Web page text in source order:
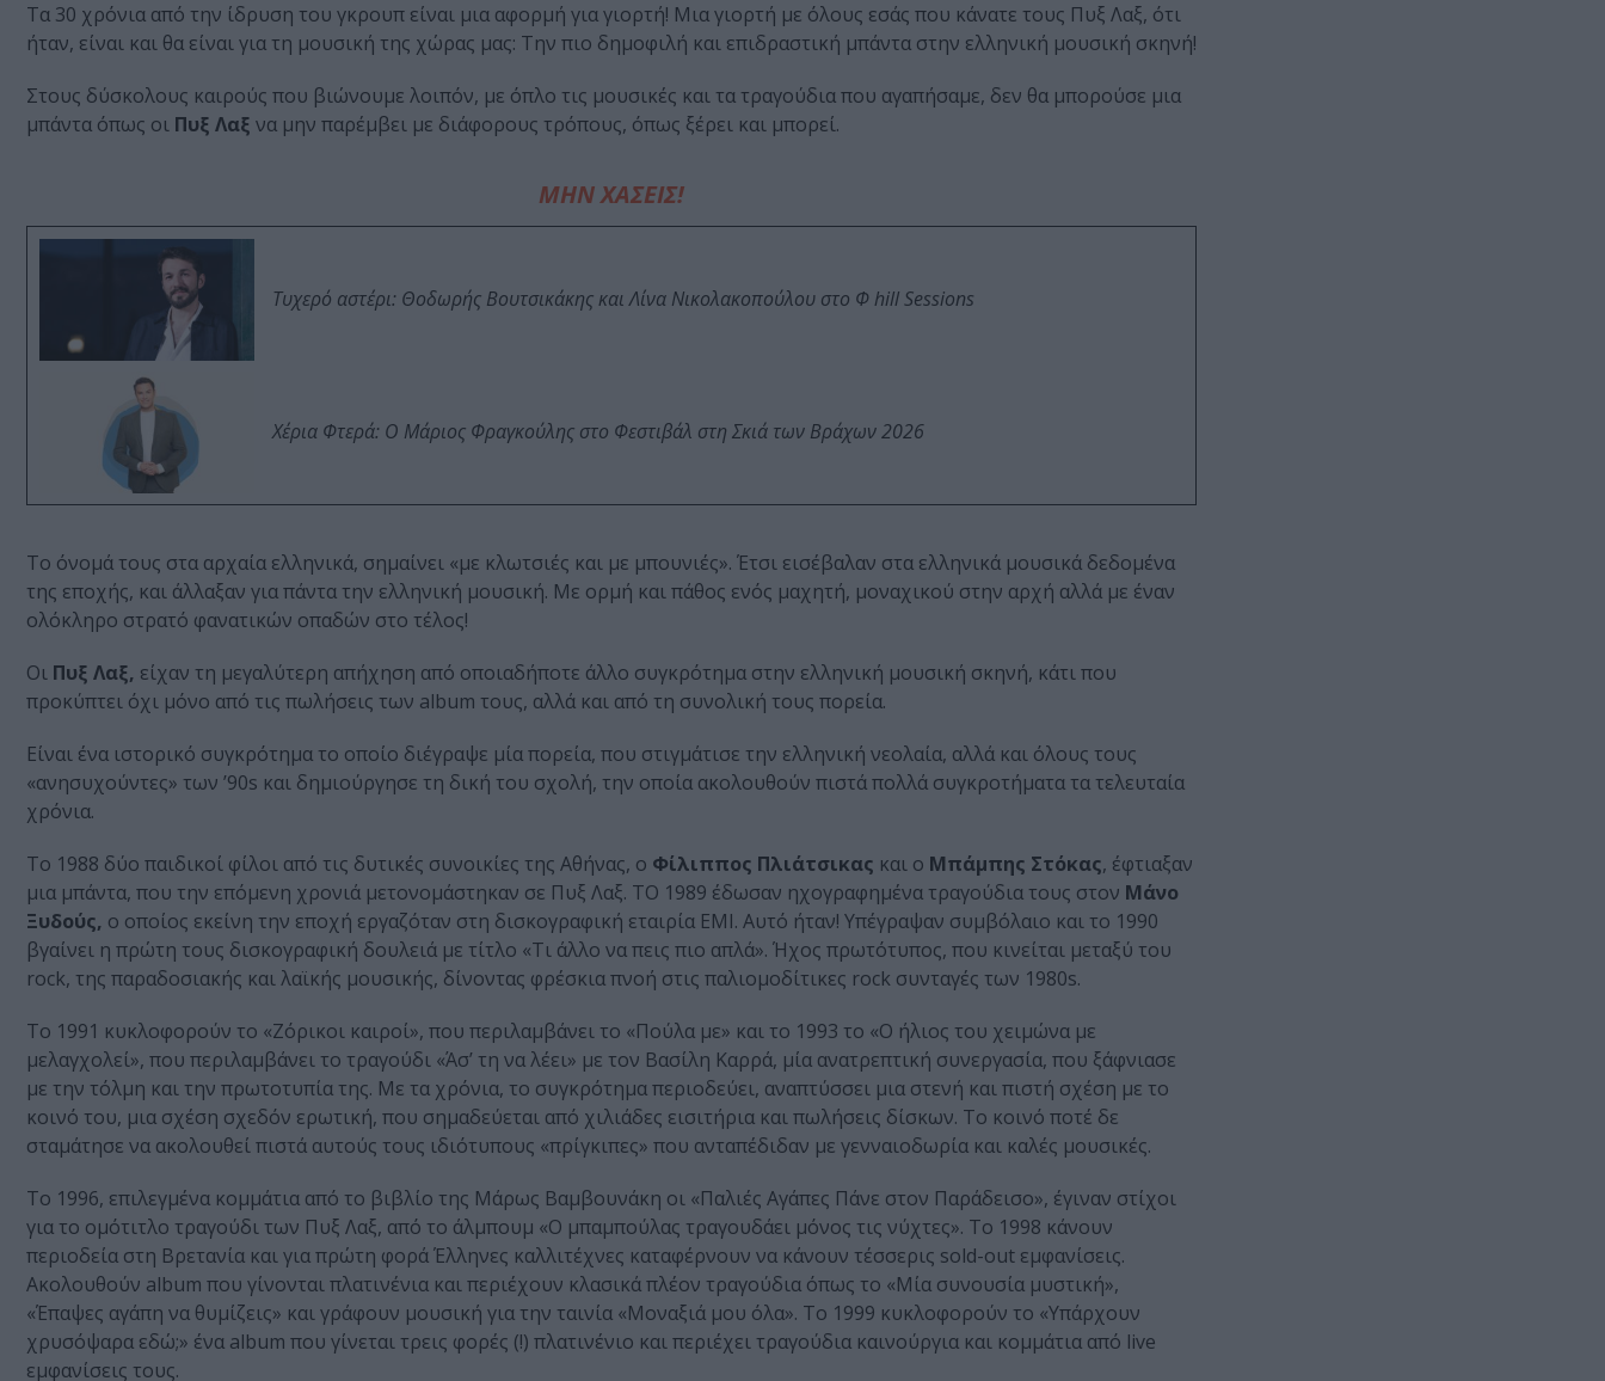
Τα 30 χρόνια από την ίδρυση του γκρουπ είναι μια αφορμή για γιορτή! Μια γιορτή με όλους εσάς που κάνατε τους Πυξ Λαξ, ότι
ήταν, είναι και θα είναι για τη μουσική της χώρας μας: Την πιο δημοφιλή και επιδραστική μπάντα στην ελληνική μουσική σκηνή!
Στους δύσκολους καιρούς που βιώνουμε λοιπόν, με όπλο τις μουσικές και τα τραγούδια που αγαπήσαμε, δεν θα μπορούσε μια
μπάντα όπως οι Πυξ Λαξ να μην παρέμβει με διάφορους τρόπους, όπως ξέρει και μπορεί.
ΜΗΝ ΧΑΣΕΙΣ!
Τυχερό αστέρι: Θοδωρής Βουτσικάκης και Λίνα Νικολακοπούλου στο Φ hill Sessions
Χέρια Φτερά: Ο Μάριος Φραγκούλης στο Φεστιβάλ στη Σκιά των Βράχων 2026
Το όνομά τους στα αρχαία ελληνικά, σημαίνει «με κλωτσιές και με μπουνιές». Έτσι εισέβαλαν στα ελληνικά μουσικά δεδομένα
της εποχής, και άλλαξαν για πάντα την ελληνική μουσική. Με ορμή και πάθος ενός μαχητή, μοναχικού στην αρχή αλλά με έναν
ολόκληρο στρατό φανατικών οπαδών στο τέλος!
Οι Πυξ Λαξ, είχαν τη μεγαλύτερη απήχηση από οποιαδήποτε άλλο συγκρότημα στην ελληνική μουσική σκηνή, κάτι που
προκύπτει όχι μόνο από τις πωλήσεις των album τους, αλλά και από τη συνολική τους πορεία.
Είναι ένα ιστορικό συγκρότημα το οποίο διέγραψε μία πορεία, που στιγμάτισε την ελληνική νεολαία, αλλά και όλους τους
«ανησυχούντες» των ’90s και δημιούργησε τη δική του σχολή, την οποία ακολουθούν πιστά πολλά συγκροτήματα τα τελευταία
χρόνια.
Το 1988 δύο παιδικοί φίλοι από τις δυτικές συνοικίες της Αθήνας, ο Φίλιππος Πλιάτσικας και ο Μπάμπης Στόκας, έφτιαξαν
μια μπάντα, που την επόμενη χρονιά μετονομάστηκαν σε Πυξ Λαξ. ΤΟ 1989 έδωσαν ηχογραφημένα τραγούδια τους στον Μάνο
Ξυδούς, ο οποίος εκείνη την εποχή εργαζόταν στη δισκογραφική εταιρία ΕΜΙ. Αυτό ήταν! Υπέγραψαν συμβόλαιο και το 1990
βγαίνει η πρώτη τους δισκογραφική δουλειά με τίτλο «Τι άλλο να πεις πιο απλά». Ήχος πρωτότυπος, που κινείται μεταξύ του
rock, της παραδοσιακής και λαϊκής μουσικής, δίνοντας φρέσκια πνοή στις παλιομοδίτικες rock συνταγές των 1980s.
Το 1991 κυκλοφορούν το «Ζόρικοι καιροί», που περιλαμβάνει το «Πούλα με» και το 1993 το «Ο ήλιος του χειμώνα με
μελαγχολεί», που περιλαμβάνει το τραγούδι «Άσ’ τη να λέει» με τον Βασίλη Καρρά, μία ανατρεπτική συνεργασία, που ξάφνιασε
με την τόλμη και την πρωτοτυπία της. Με τα χρόνια, το συγκρότημα περιοδεύει, αναπτύσσει μια στενή και πιστή σχέση με το
κοινό του, μια σχέση σχεδόν ερωτική, που σημαδεύεται από χιλιάδες εισιτήρια και πωλήσεις δίσκων. Το κοινό ποτέ δε
σταμάτησε να ακολουθεί πιστά αυτούς τους ιδιότυπους «πρίγκιπες» που ανταπέδιδαν με γενναιοδωρία και καλές μουσικές.
Το 1996, επιλεγμένα κομμάτια από το βιβλίο της Μάρως Βαμβουνάκη οι «Παλιές Αγάπες Πάνε στον Παράδεισο», έγιναν στίχοι
για το ομότιτλο τραγούδι των Πυξ Λαξ, από το άλμπουμ «Ο μπαμπούλας τραγουδάει μόνος τις νύχτες». Το 1998 κάνουν
περιοδεία στη Βρετανία και για πρώτη φορά Έλληνες καλλιτέχνες καταφέρνουν να κάνουν τέσσερις sold-out εμφανίσεις.
Ακολουθούν album που γίνονται πλατινένια και περιέχουν κλασικά πλέον τραγούδια όπως το «Μία συνουσία μυστική»,
«Έπαψες αγάπη να θυμίζεις» και γράφουν μουσική για την ταινία «Μοναξιά μου όλα». Το 1999 κυκλοφορούν το «Υπάρχουν
χρυσόψαρα εδώ;» ένα album που γίνεται τρεις φορές (!) πλατινένιο και περιέχει τραγούδια καινούργια και κομμάτια από live
εμφανίσεις τους.